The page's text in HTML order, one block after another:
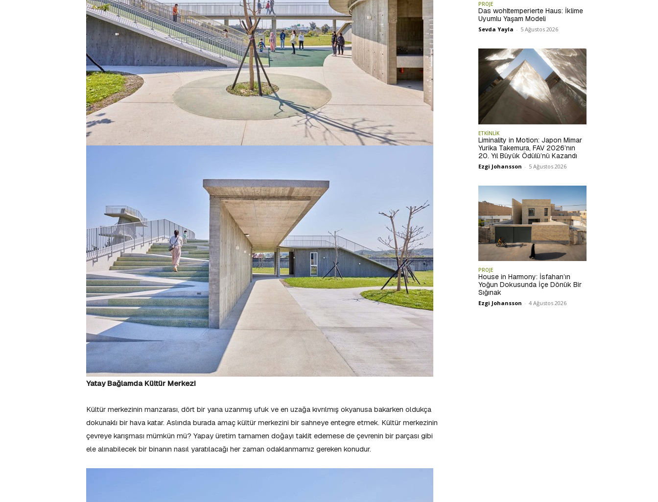
Yatay Bağlamda Kültür Merkezi
Kültür merkezinin manzarası, dört bir yana uzanmış ufuk ve en uzağa kıvrılmış okyanusa bakarken oldukça
dokunaklı bir hava katar. Aslında burada amaç kültür merkezini bir sahneye entegre etmek. Kültür merkezinin
çevreye karışması mümkün mü? Yapay üretim tamamen doğayı taklit edemese de çevrenin bir parçası gibi
ele alınabilecek bir binanın nasıl yaratılacağı her zaman odaklanmamız gereken konudur.
PROJE
Das wohltemperierte Haus: İklime
Uyumlu Yaşam Modeli
Sevda Yayla - 5 Ağustos 2026
ETKİNLİK
Liminality in Motion: Japon Mimar
Yurika Takemura, FAV 2026’nın
20. Yıl Büyük Ödülü’nü Kazandı
Ezgi Johansson - 5 Ağustos 2026
PROJE
House in Harmony: İsfahan’ın
Yoğun Dokusunda İçe Dönük Bir
Sığınak
Ezgi Johansson - 4 Ağustos 2026